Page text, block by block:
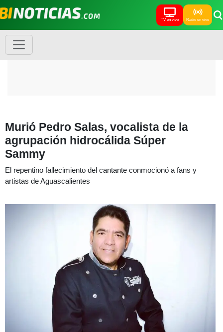
TV en vivo Radio en vivo
Murió Pedro Salas, vocalista de la
agrupación hidrocálida Súper
Sammy
El repentino fallecimiento del cantante conmocionó a fans y
artistas de Aguascalientes